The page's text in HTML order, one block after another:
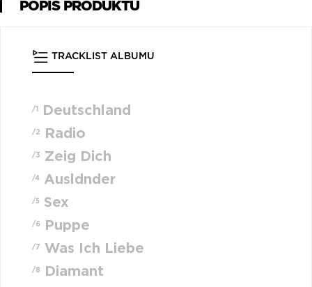
POPIS PRODUKTU
TRACKLIST ALBUMU
/1 Deutschland
/2 Radio
/3 Zeig Dich
/4 Ausldnder
/5 Sex
/6 Puppe
/7 Was Ich Liebe
/8 Diamant